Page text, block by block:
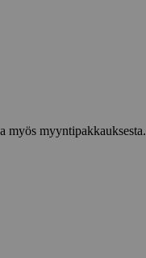
myös myyntipakkauksesta.